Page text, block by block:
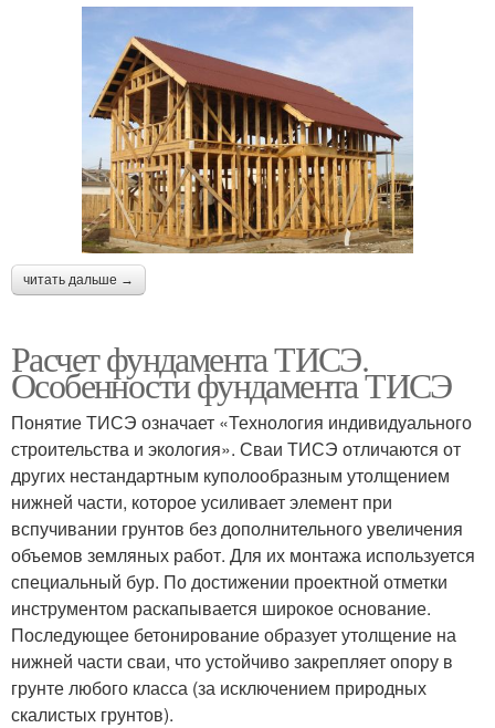
читать дальше →
Расчет фундамента ТИСЭ.
Особенности фундамента ТИСЭ
Понятие ТИСЭ означает «Технология индивидуального
строительства и экология». Сваи ТИСЭ отличаются от
других нестандартным куполообразным утолщением
нижней части, которое усиливает элемент при
вспучивании грунтов без дополнительного увеличения
объемов земляных работ. Для их монтажа используется
специальный бур. По достижении проектной отметки
инструментом раскапывается широкое основание.
Последующее бетонирование образует утолщение на
нижней части сваи, что устойчиво закрепляет опору в
грунте любого класса (за исключением природных
скалистых грунтов).